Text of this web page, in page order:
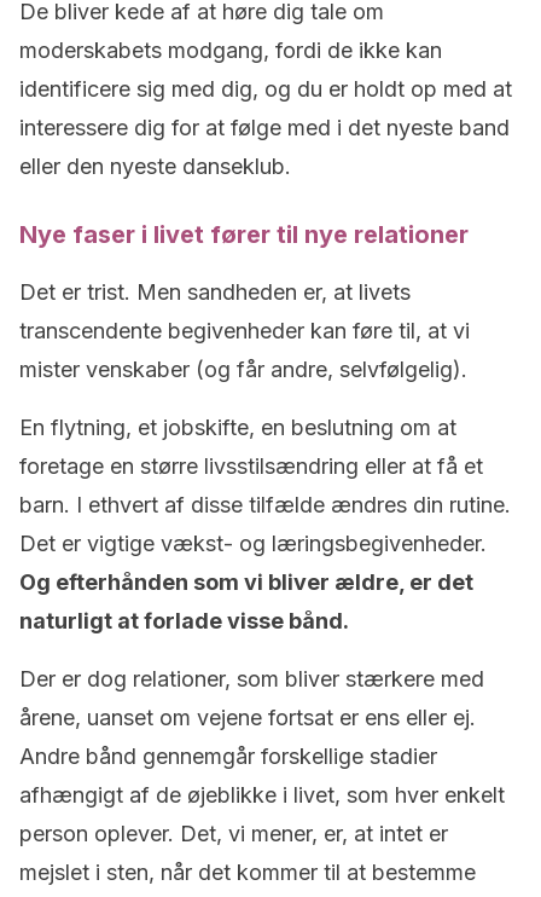
De bliver kede af at høre dig tale om
moderskabets modgang, fordi de ikke kan
identificere sig med dig, og du er holdt op med at
interessere dig for at følge med i det nyeste band
eller den nyeste danseklub.
Nye faser i livet fører til nye relationer
Det er trist. Men sandheden er, at livets
transcendente begivenheder kan føre til, at vi
mister venskaber (og får andre, selvfølgelig).
En flytning, et jobskifte, en beslutning om at
foretage en større livsstilsændring eller at få et
barn. I ethvert af disse tilfælde ændres din rutine.
Det er vigtige vækst- og læringsbegivenheder.
Og efterhånden som vi bliver ældre, er det
naturligt at forlade visse bånd.
Der er dog relationer, som bliver stærkere med
årene, uanset om vejene fortsat er ens eller ej.
Andre bånd gennemgår forskellige stadier
afhængigt af de øjeblikke i livet, som hver enkelt
person oplever. Det, vi mener, er, at intet er
mejslet i sten, når det kommer til at bestemme